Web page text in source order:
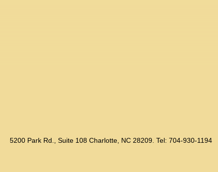
5200 Park Rd., Suite 108 Charlotte, NC 28209. Tel: 704-930-1194